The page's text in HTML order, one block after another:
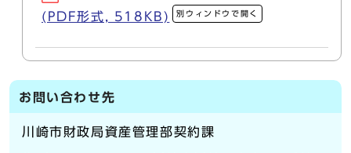
(PDF形式, 518KB)
別ウィンドウで開く
お問い合わせ先
川崎市財政局資産管理部契約課